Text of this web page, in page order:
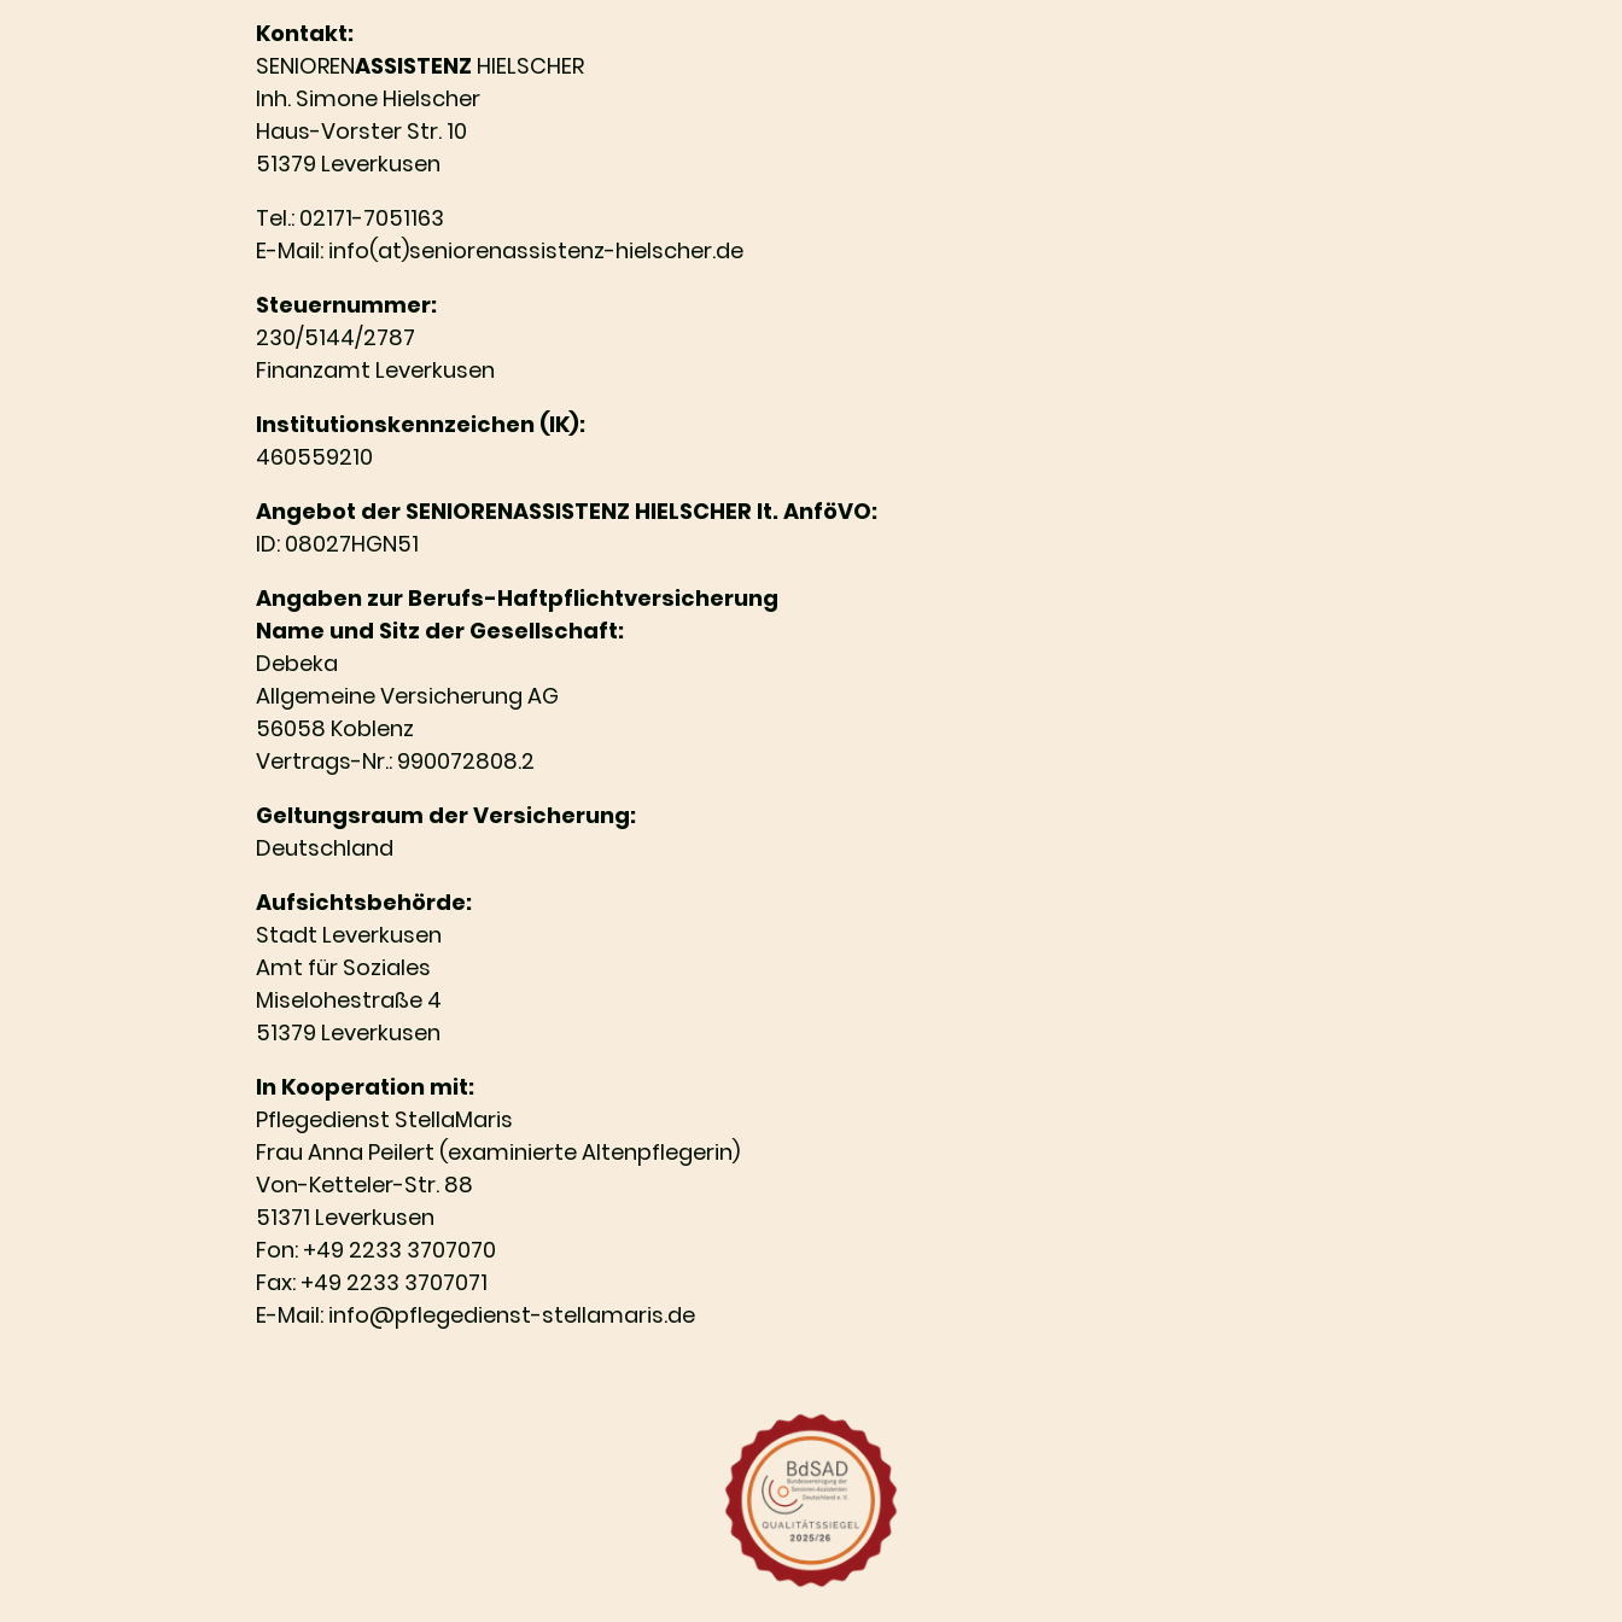
Kontakt:
SENIORENASSISTENZ HIELSCHER
Inh. Simone Hielscher
Haus-Vorster Str. 10
51379 Leverkusen
Tel.: 02171-7051163
E-Mail: info(at)seniorenassistenz-hielscher.de
Steuernummer:
230/5144/2787
Finanzamt Leverkusen
Institutionskennzeichen (IK):
460559210
Angebot der SENIORENASSISTENZ HIELSCHER lt. AnföVO:
ID: 08027HGN51
Angaben zur Berufs-Haftpflichtversicherung
Name und Sitz der Gesellschaft:
Debeka
Allgemeine Versicherung AG
56058 Koblenz
Vertrags-Nr.: 990072808.2
Geltungsraum der Versicherung:
Deutschland
Aufsichtsbehörde:
Stadt Leverkusen
Amt für Soziales
Miselohestraße 4
51379 Leverkusen
In Kooperation mit:
Pflegedienst StellaMaris
Frau Anna Peilert (examinierte Altenpflegerin)
Von-Ketteler-Str. 88
51371 Leverkusen
Fon: +49 2233 3707070
Fax: +49 2233 3707071
E-Mail: info@pflegedienst-stellamaris.de